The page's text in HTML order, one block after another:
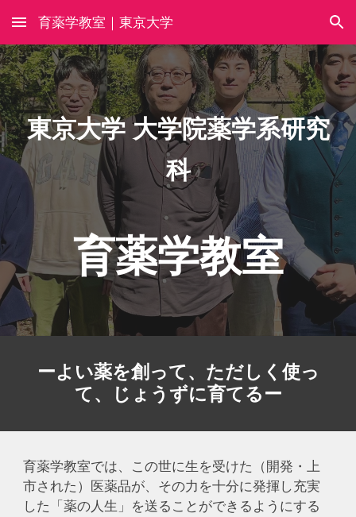
Skip to main content Skip to navigation
育薬学教室｜東京大学
東京大学 大学院薬学系研究
科
育薬学教室
ーよい薬を創って、ただしく使っ
て、じょうずに育てるー
育薬学教室では、この世に生を受けた（開発・上
市された）医薬品が、その力を十分に発揮し充実
した「薬の人生」を送ることができるようにする